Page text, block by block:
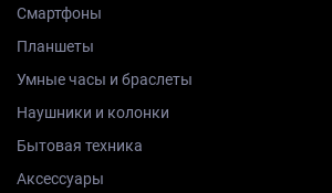
Смартфоны
Планшеты
Умные часы и браслеты
Наушники и колонки
Бытовая техника
Аксессуары